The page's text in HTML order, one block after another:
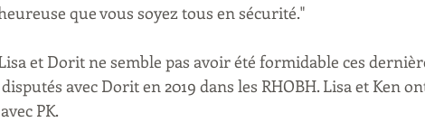
que vous soyez tous en sécurité."
et Dorit ne semble pas avoir été formidable ces
avec Dorit en 2019 dans les RHOBH. Lisa et Ken
PK.